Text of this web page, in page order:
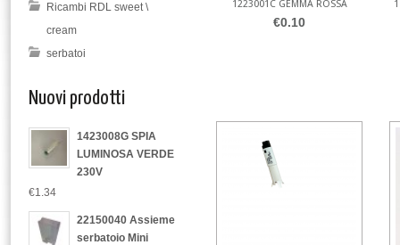
1223001C GEMMA ROSSA
€0.10
Ricambi RDL sweet \
cream
serbatoi
Nuovi prodotti
1423008G SPIA
LUMINOSA VERDE
230V
€1.34
22150040 Assieme
serbatoio Mini